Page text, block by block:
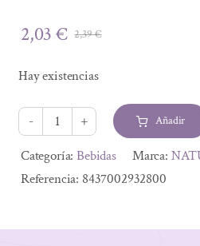
2,39€El
era:
2,39 €.
2,03€
El
es:
2,03 €.
Hay existencias
BEBIDA
AVENA
SIN
Añadir
Alternative:
Categoría:Bebidas Marca:
Referencia: 8437002932800